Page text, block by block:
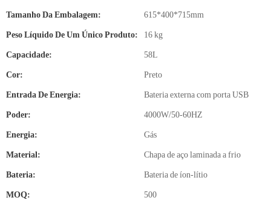
Tamanho Da Embalagem: 615*400*715mm
Peso Líquido De Um Único Produto: 16 kg
Capacidade: 58L
Cor: Preto
Entrada De Energia: Bateria externa com porta USB
Poder: 4000W/50-60HZ
Energia: Gás
Material: Chapa de aço laminada a frio
Bateria: Bateria de íon-lítio
MOQ: 500